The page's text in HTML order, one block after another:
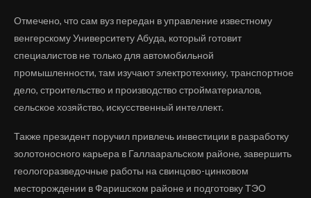
Отмечено, что сам вуз передан в управление известному
венгерскому Университету Абуда, который готовит
специалистов не только для автомобильной
промышленности, там изучают электротехнику, транспортное
дело, строительство и производство стройматериалов,
сельское хозяйство, искусственный интеллект.
Также президент поручил привлечь инвестиции в разработку
золотоносного карьера в Галлааральском районе, завершить
геологоразведочные работы на свинцово-цинковом
месторождении в Фаришском районе и подготовку ТЭО